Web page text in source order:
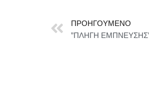
ΠΡΟΗΓΟΎΜΕΝΟ